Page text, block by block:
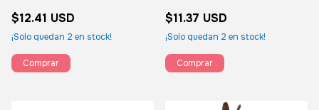
$12.41 USD
¡Solo quedan 2 en stock!
$11.37 USD
¡Solo quedan 2 en stock!